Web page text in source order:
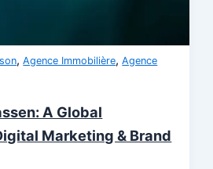
,Agence Immobilière,Agence
A Global
Marketing & Brand